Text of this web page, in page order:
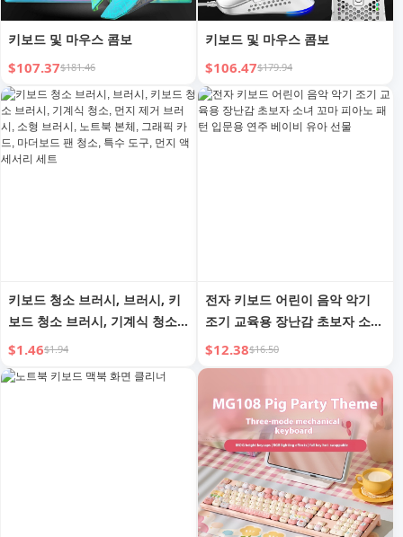
키보드 및 마우스 콤보
$107.37$181.46
키보드 및 마우스 콤보
$106.47$179.94
키보드 청소 브러시, 브러시, 키
보드 청소 브러시, 기계식 청소,
먼지 제거 브러시, 소형 브러시,
노트북 본체, 그래픽 카드, 마더
보드 팬 청소, 특수 도구, 먼지 액
$1.46$1.94
전자 키보드 어린이 음악 악기
조기 교육용 장난감 초보자 소녀
꼬마 피아노 패턴 입문용 연주
베이비 유아 선물
$12.38$16.50